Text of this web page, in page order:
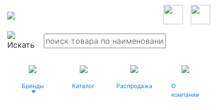
Бренды Каталог Распродажа
О
компании